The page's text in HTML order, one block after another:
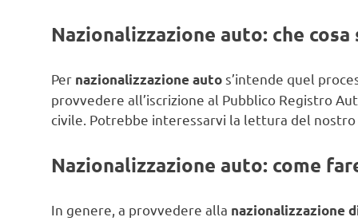
Nazionalizzazione auto: che cosa
Per nazionalizzazione auto s’intende quel
provvedere all’iscrizione al Pubblico Registro
civile. Potrebbe interessarvi la lettura del
Nazionalizzazione auto: come
In genere, a provvedere alla nazionalizzazione